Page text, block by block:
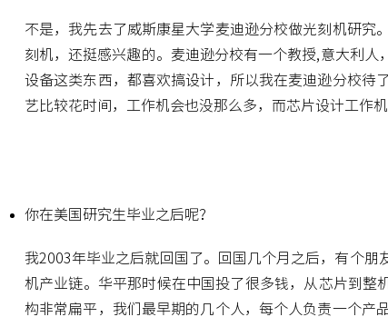
不是，我先去了威斯康星大学麦迪逊分校做光刻机研究
刻机，还挺感兴趣的。麦迪逊分校有一个教授,意大利
设备这类东西，都喜欢搞设计，所以我在麦迪逊分校待
艺比较花时间，工作机会也没那么多，而芯片设计工作
你在美国研究生毕业之后呢？
我2003年毕业之后就回国了。回国几个月之后，有个
机产业链。华平那时候在中国投了很多钱，从芯片到整
构非常扁平，我们最早期的几个人，每个人负责一个产